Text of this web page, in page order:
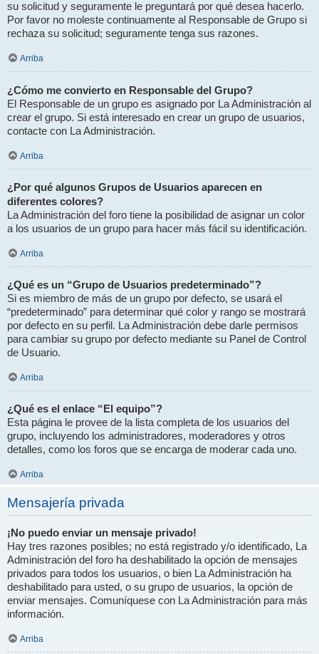
su solicitud y seguramente le preguntará por qué desea hacerlo.
Por favor no moleste continuamente al Responsable de Grupo si
rechaza su solicitud; seguramente tenga sus razones.
Arriba
¿Cómo me convierto en Responsable del Grupo?
El Responsable de un grupo es asignado por La Administración al
crear el grupo. Si está interesado en crear un grupo de usuarios,
contacte con La Administración.
Arriba
¿Por qué algunos Grupos de Usuarios aparecen en
diferentes colores?
La Administración del foro tiene la posibilidad de asignar un color
a los usuarios de un grupo para hacer más fácil su identificación.
Arriba
¿Qué es un “Grupo de Usuarios predeterminado”?
Si es miembro de más de un grupo por defecto, se usará el
“predeterminado” para determinar qué color y rango se mostrará
por defecto en su perfil. La Administración debe darle permisos
para cambiar su grupo por defecto mediante su Panel de Control
de Usuario.
Arriba
¿Qué es el enlace “El equipo”?
Esta página le provee de la lista completa de los usuarios del
grupo, incluyendo los administradores, moderadores y otros
detalles, como los foros que se encarga de moderar cada uno.
Arriba
Mensajería privada
¡No puedo enviar un mensaje privado!
Hay tres razones posibles; no está registrado y/o identificado, La
Administración del foro ha deshabilitado la opción de mensajes
privados para todos los usuarios, o bien La Administración ha
deshabilitado para usted, o su grupo de usuarios, la opción de
enviar mensajes. Comuníquese con La Administración para más
información.
Arriba